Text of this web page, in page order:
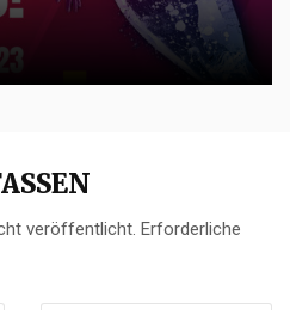
veröffentlicht. Erforderliche